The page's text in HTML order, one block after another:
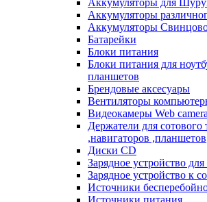
Аккумуляторы для
Аккумуляторы
Аккумуляторы
Батарейки
Блоки питания
Блоки питания для
планшетов
Брендовые аксесуары
Вентиляторы
Видеокамеры Web camera
Держатели для сотового
,навигаторов ,планшетов
Диски CD
Зарядное устройство
Зарядное устройство к
Источники
Источники питания